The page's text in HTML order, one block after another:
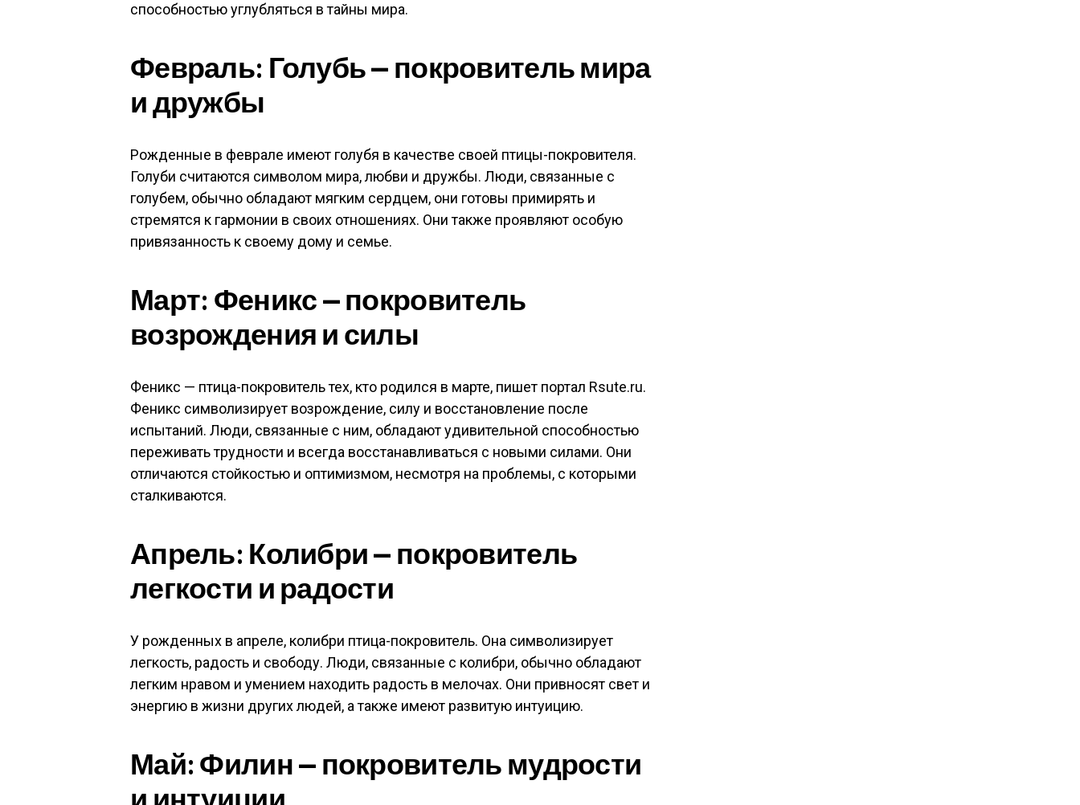
способностью углубляться в тайны мира.
Февраль: Голубь — покровитель мира
и дружбы
Рожденные в феврале имеют голубя в качестве своей птицы-покровителя.
Голуби считаются символом мира, любви и дружбы. Люди, связанные с
голубем, обычно обладают мягким сердцем, они готовы примирять и
стремятся к гармонии в своих отношениях. Они также проявляют особую
привязанность к своему дому и семье.
Март: Феникс — покровитель
возрождения и силы
Феникс — птица-покровитель тех, кто родился в марте, пишет портал Rsute.ru.
Феникс символизирует возрождение, силу и восстановление после
испытаний. Люди, связанные с ним, обладают удивительной способностью
переживать трудности и всегда восстанавливаться с новыми силами. Они
отличаются стойкостью и оптимизмом, несмотря на проблемы, с которыми
сталкиваются.
Апрель: Колибри — покровитель
легкости и радости
У рожденных в апреле, колибри птица-покровитель. Она символизирует
легкость, радость и свободу. Люди, связанные с колибри, обычно обладают
легким нравом и умением находить радость в мелочах. Они привносят свет и
энергию в жизни других людей, а также имеют развитую интуицию.
Май: Филин — покровитель мудрости
и интуиции